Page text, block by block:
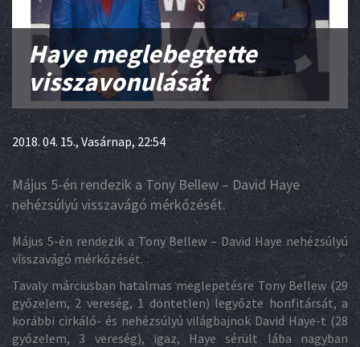
Haye meglebegtette
visszavonulását
2018. 04. 15., Vasárnap, 22:54
Május 5-én rendezik a Tony Bellew – David Haye
nehézsúlyú visszavágó mérkőzését.
Május 5-én rendezik a Tony Bellew – David Haye nehézsúlyú
visszavágó mérkőzését.
Tavaly márciusban hatalmas meglepetésre Tony Bellew (29
győzelem, 2 vereség, 1 döntetlen) legyőzte honfitársát, a
korábbi cirkáló- és nehézsúlyú világbajnok David Haye-t (28
győzelem, 3 vereség), igaz, Haye sérült lába nagyban